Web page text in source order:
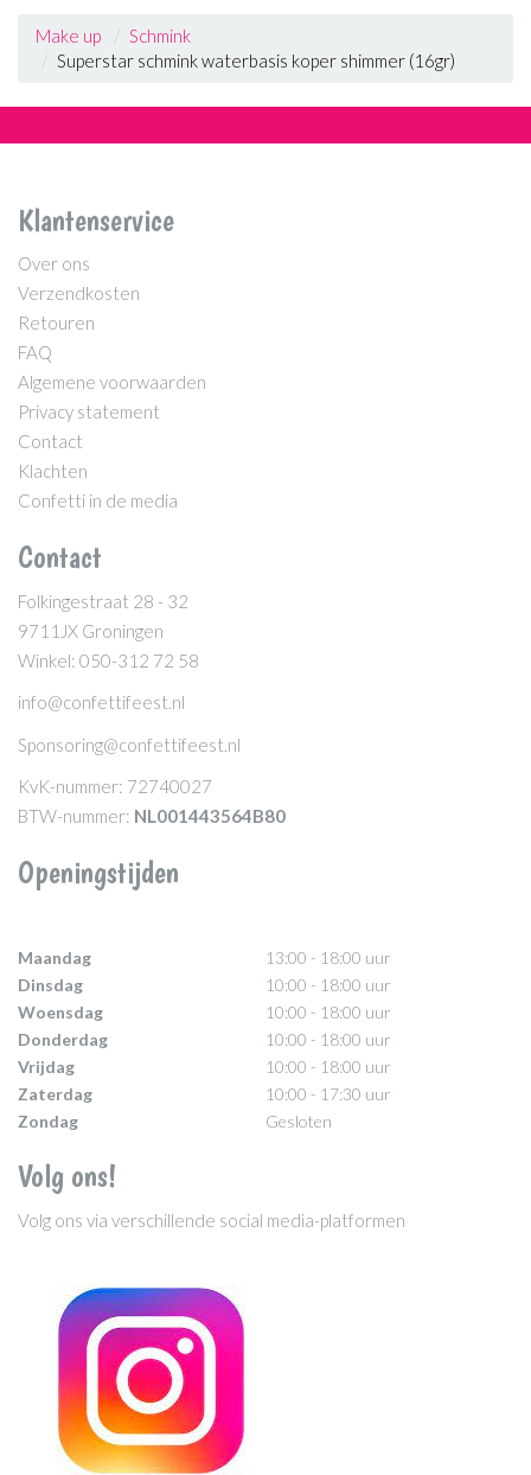
Make up
Schmink
Superstar schmink waterbasis koper shimmer (16gr)
Klantenservice
Over ons
Verzendkosten
Retouren
FAQ
Algemene voorwaarden
Privacy statement
Contact
Klachten
Confetti in de media
Contact
Folkingestraat 28 - 32
9711JX Groningen
Winkel: 050-312 72 58
info@confettifeest.nl
Sponsoring@confettifeest.nl
KvK-nummer: 72740027
BTW-nummer: NL001443564B80
Openingstijden
Maandag
13:00 - 18:00 uur
Dinsdag
10:00 - 18:00 uur
Woensdag
10:00 - 18:00 uur
Donderdag
10:00 - 18:00 uur
Vrijdag
10:00 - 18:00 uur
Zaterdag
10:00 - 17:30 uur
Zondag
Gesloten
Volg ons!
Volg ons via verschillende social media-platformen